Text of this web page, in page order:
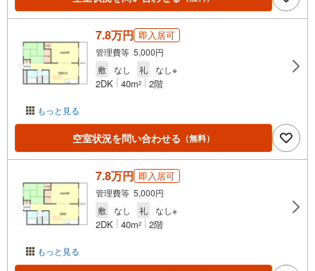
もっと見る
7.8万円 即入居可
管理費等 5,000円
敷
なし 礼 なし※
2DK 40m2 2階
空室状況を問い合わせる （無料）
もっと見る
7.8万円 即入居可
管理費等 5,000円
敷
なし 礼 なし※
2DK 40m2 2階